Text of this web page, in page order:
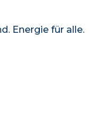
Energie für alle.